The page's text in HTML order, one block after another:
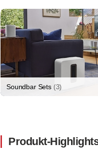
Soundbar Sets(3)
Produkt-